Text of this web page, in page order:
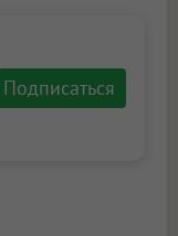
Подписаться